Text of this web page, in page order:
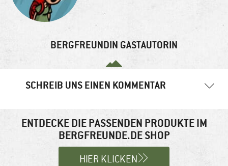
BERGFREUNDIN GASTAUTORIN
SCHREIB UNS EINEN KOMMENTAR
Felder sind mit*markiert
ENTDECKE DIE PASSENDEN PRODUKTE IM
BERGFREUNDE.DE SHOP
HIER KLICKEN